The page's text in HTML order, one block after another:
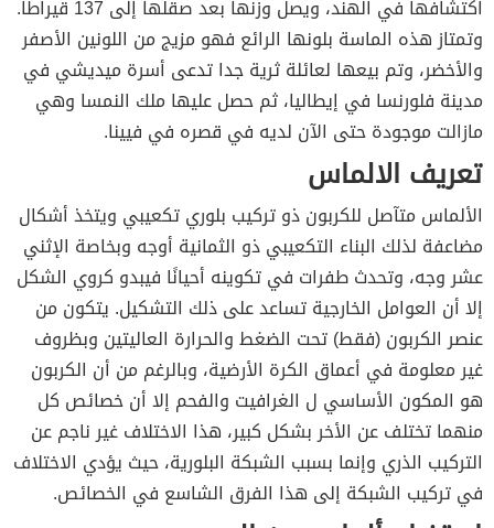
اكتشافها في الهند، ويصل وزنها بعد صقلها إلى 137 قيراطا.
وتمتاز هذه الماسة بلونها الرائع فهو مزيج من اللونين الأصفر
والأخضر، وتم بيعها لعائلة ثرية جدا تدعى أسرة ميديشي في
مدينة فلورنسا في إيطاليا، ثم حصل عليها ملك النمسا وهي
مازالت موجودة حتى الآن لديه في قصره في فيينا.
تعريف الالماس
الألماس متآصل للكربون ذو تركيب بلوري تكعيبي ويتخذ أشكال
مضاعفة لذلك البناء التكعيبي ذو الثمانية أوجه وبخاصة الإثني
عشر وجه، وتحدث طفرات في تكوينه أحيانًا فيبدو كروي الشكل
إلا أن العوامل الخارجية تساعد على ذلك التشكيل. يتكون من
عنصر الكربون (فقط) تحت الضغط والحرارة العاليتين وبظروف
غير معلومة في أعماق الكرة الأرضية، وبالرغم من أن الكربون
هو المكون الأساسي ل الغرافيت والفحم إلا أن خصائص كل
منهما تختلف عن الأخر بشكل كبير، هذا الاختلاف غير ناجم عن
التركيب الذري وإنما بسبب الشبكة البلورية، حيث يؤدي الاختلاف
في تركيب الشبكة إلى هذا الفرق الشاسع في الخصائص.